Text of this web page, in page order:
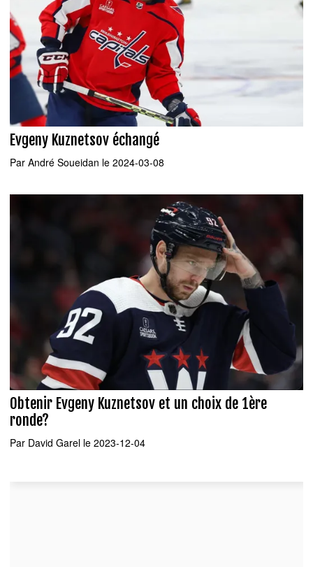
Evgeny Kuznetsov échangé
Par André Soueidan le 2024-03-08
Obtenir Evgeny Kuznetsov et un choix de 1ère
ronde?
Par David Garel le 2023-12-04